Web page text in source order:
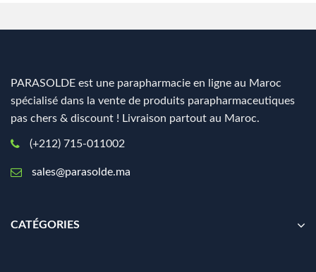
PARASOLDE est une parapharmacie en ligne au Maroc
spécialisé dans la vente de produits parapharmaceutiques
pas chers & discount ! Livraison partout au Maroc.
(+212) 715-011002
sales@parasolde.ma
CATÉGORIES